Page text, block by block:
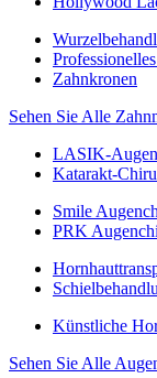
Zahnkronen
Sehen Sie Alle
LASIK-
Katarakt-
Smile
PRK
Künstliche
Sehen Sie Alle